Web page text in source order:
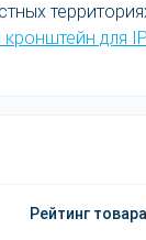
для
Рейтинг товара